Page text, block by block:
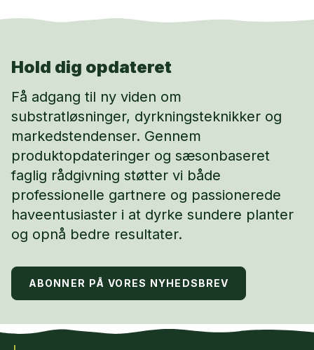
Hold dig opdateret
Få adgang til ny viden om
substratløsninger, dyrkningsteknikker og
markedstendenser. Gennem
produktopdateringer og sæsonbaseret
faglig rådgivning støtter vi både
professionelle gartnere og passionerede
haveentusiaster i at dyrke sundere planter
og opnå bedre resultater.
ABONNER PÅ VORES NYHEDSBREV